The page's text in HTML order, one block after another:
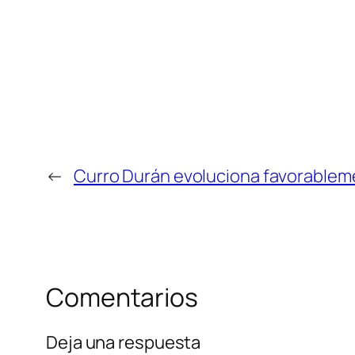
← Curro Durán evoluciona
Comentarios
Deja una respuesta